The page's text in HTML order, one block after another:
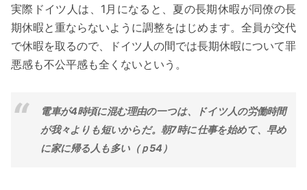
実際ドイツ人は、1月になると、夏の長期休暇が同僚の長
期休暇と重ならないように調整をはじめます。全員が交代
で休暇を取るので、ドイツ人の間では長期休暇について罪
悪感も不公平感も全くないという。
電車が4時頃に混む理由の一つは、ドイツ人の労働時間
が我々よりも短いからだ。朝7時に仕事を始めて、早め
に家に帰る人も多い（ｐ54）